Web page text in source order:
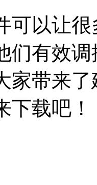
可以让
们有效
家带来
下载吧！